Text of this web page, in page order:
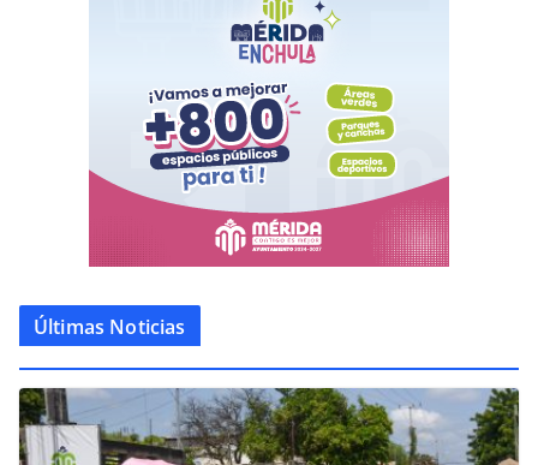
Últimas Noticias